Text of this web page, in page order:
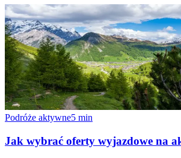
Podróże aktywne5 min
Jak wybrać oferty wyjazdowe na